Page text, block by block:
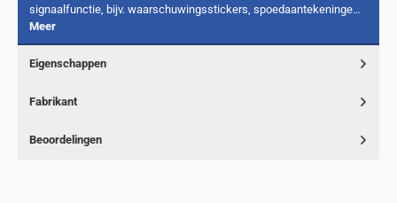
signaalfunctie, bijv. waarschuwingsstickers, spoedaantekeninge…
Meer
Eigenschappen
Fabrikant
Beoordelingen